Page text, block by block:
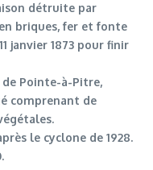
détruite par
briques, fer et fonte
janvier 1873 pour finir
de Pointe-à-Pitre,
comprenant de
le cyclone de 1928.